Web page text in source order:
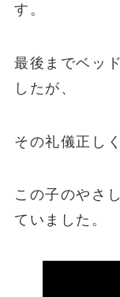
す。
最後までベッ
したが、
その礼儀正し
この子のやさ
ていました。